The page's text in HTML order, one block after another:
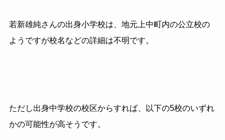
若新雄純さんの出身小学校は、地元上中町内の公立校の
ようですが校名などの詳細は不明です。
ただし出身中学校の校区からすれば、以下の5校のいずれ
かの可能性が高そうです。